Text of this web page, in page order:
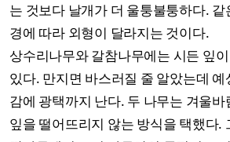
는 것보다 날개가 더 울퉁불퉁하다.
경에 따라 외형이 달라지는 것이다.
상수리나무와 갈참나무에는 시든 잎
있다. 만지면 바스러질 줄 알았는데 예
감에 광택까지 난다. 두 나무는 겨울바
잎을 떨어뜨리지 않는 방식을 택했다.